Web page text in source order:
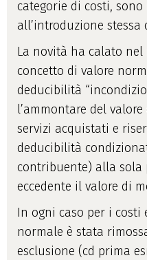
categorie di costi,
all’introduzione
La novità ha calato
concetto di valore
deducibilità
l’ammontare del
servizi acquistati e
deducibilità
contribuente) alla sola
eccedente il valore di
In ogni caso per i costi
normale è stata
esclusione (cd prima